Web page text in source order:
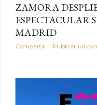
ZAMORA
ESPECTACULAR
MADRID
Compartir Publicar un